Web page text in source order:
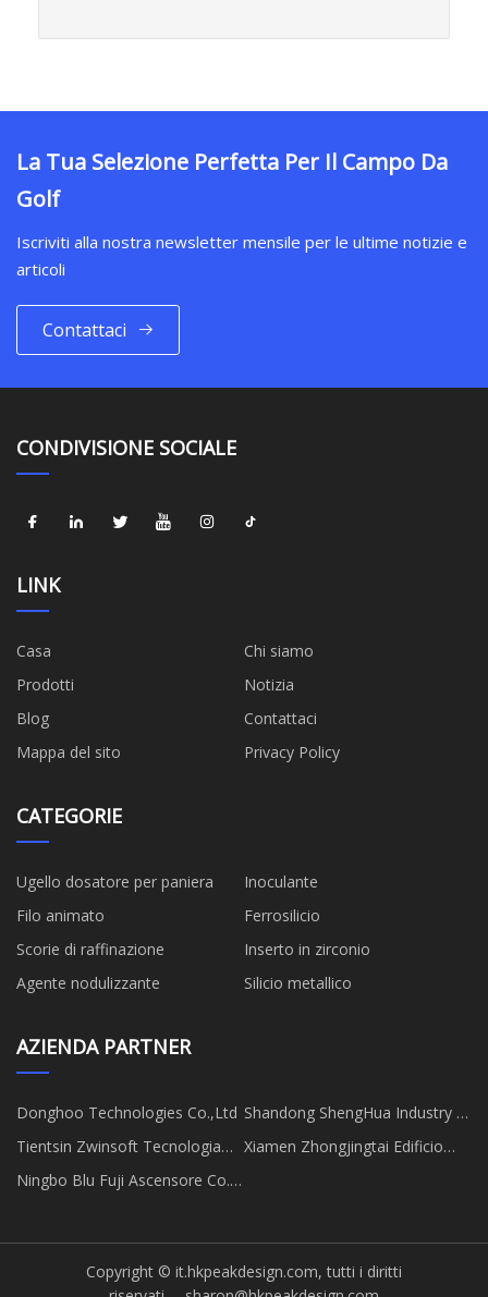
La Tua Selezione Perfetta Per Il Campo Da
Golf
Iscriviti alla nostra newsletter mensile per le ultime notizie e
articoli
Contattaci
CONDIVISIONE SOCIALE
LINK
Casa
Chi siamo
Prodotti
Notizia
Blog
Contattaci
Mappa del sito
Privacy Policy
CATEGORIE
Ugello dosatore per paniera
Inoculante
Filo animato
Ferrosilicio
Scorie di raffinazione
Inserto in zirconio
Agente nodulizzante
Silicio metallico
AZIENDA PARTNER
Donghoo Technologies Co.,Ltd Shandong ShengHua Industry &
Trade Co., Ltd
Tientsin Zwinsoft Tecnologia
Co., Ltd
Xiamen Zhongjingtai Edificio
Ningbo Blu Fuji Ascensore Co.,
Copyright © it.hkpeakdesign.com, tutti i diritti